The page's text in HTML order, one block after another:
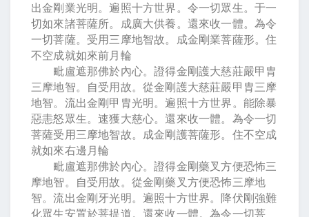
出金剛業光明。遍照十方世界。令一切眾生。于一
切如來諸菩薩所。成廣大供養。還來收一體。為令
一切菩薩。受用三摩地智故。成金剛業菩薩形。住
不空成就如來前月輪
毗盧遮那佛於內心。證得金剛護大慈莊嚴甲胄
三摩地智。自受用故。從金剛護大慈莊嚴甲胄三摩
地智。流出金剛甲胄光明。遍照十方世界。能除暴
惡恚怒眾生。速獲大慈心。還來收一體。為令一切
菩薩受用三摩地智故。成金剛護菩薩形。住不空成
就如來右邊月輪
毗盧遮那佛於內心。證得金剛藥叉方便恐怖三
摩地智。自受用故。從金剛藥叉方便恐怖三摩地
智。流出金剛牙光明。遍照十方世界。降伏剛強難
化眾生安置於菩提道。還來收一體。為令一切菩